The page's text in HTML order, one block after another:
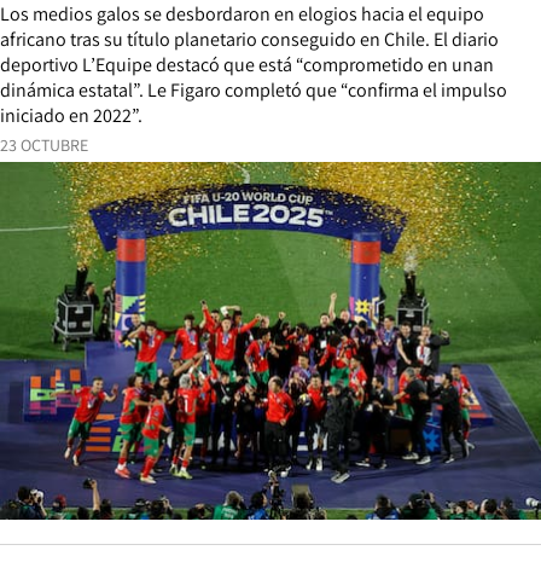
23 OCTUBRE
Los medios galos se desbordaron en elogios hacia el equipo
africano tras su título planetario conseguido en Chile. El diario
deportivo L’Equipe destacó que está “comprometido en unan
dinámica estatal”. Le Figaro completó que “confirma el impulso
iniciado en 2022”.